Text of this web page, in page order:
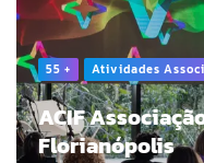
55 + Atividades
ACIF
Florianópolis